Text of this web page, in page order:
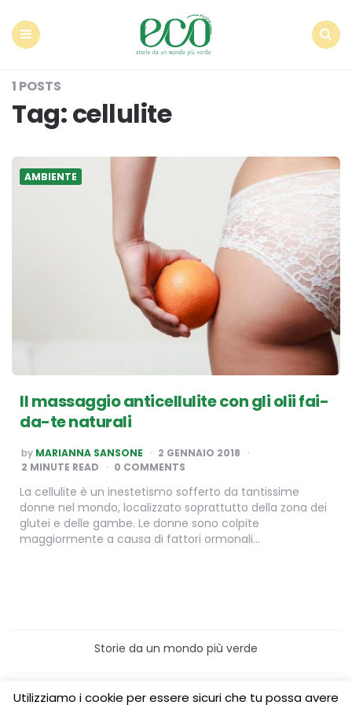
1 POSTS
Tag:cellulite
AMBIENTE
Il massaggio anticellulite con gli olii fai-
da-te naturali
POSTED
BY
by MARIANNA SANSONE
2 GENNAIO 2018
2 MINUTE READ 0 COMMENTS
La cellulite è un inestetismo sofferto da tantissime
donne nel mondo, localizzato soprattutto della zona dei
glutei e delle gambe. Le donne sono colpite
maggiormente a causa di fattori ormonali…
Storie da un mondo più verde
Home
Turismo sostenibile
Utilizziamo i cookie per essere sicuri che tu possa avere